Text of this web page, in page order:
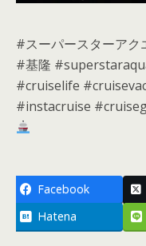
#スーパースターア
#基隆
#cruiselife
#instacruise
Facebook
Hatena